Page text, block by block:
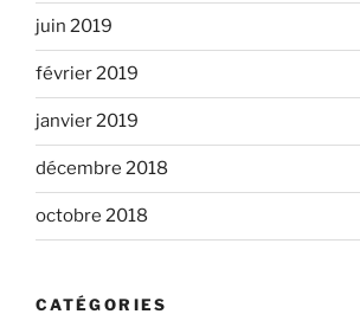
juin 2019
février 2019
janvier 2019
décembre 2018
octobre 2018
CATÉGORIES